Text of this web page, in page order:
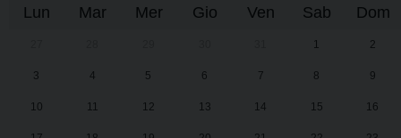
Lun
Mar Mer Gio Ven Sab Dom
1 2
3 4 5 6 7 8 9
10 11 12 13 14 15 16